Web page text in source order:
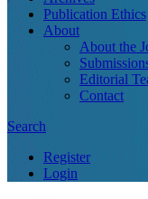
Publication Ethics
About
About the
Editorial
Contact
Search
Register
Login